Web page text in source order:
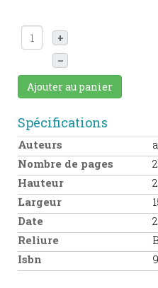
+
–
Ajouter au panier
Spécifications
Auteurs
Nombre de pages
Hauteur
Largeur
Date
Reliure
Isbn